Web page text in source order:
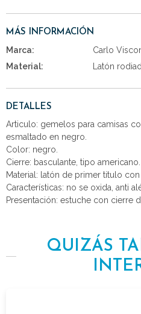
MÁS INFORMACIÓN
Marca:
Carlo
Material:
Latón
DETALLES
Articulo: gemelos para camisas
esmaltado en negro.
Color: negro.
Cierre: basculante, tipo americano.
Material: latón de primer titulo
Características: no se oxida, anti
Presentación: estuche con cierre
QUIZÁS